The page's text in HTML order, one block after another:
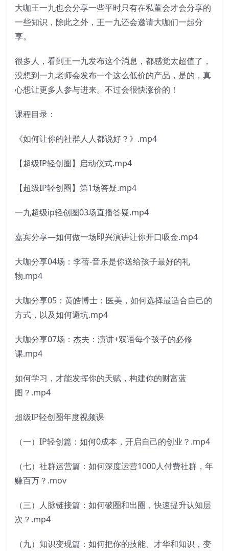
大咖王一九也会分享一些平时只有在私董会才会分享的
一些知识，除此之外，王一九还会邀请大咖们一起分
享。
很多人，看到王一九发布这个消息，都感觉太超值了，
没想到一九老师会发布一个这么低价的产品，是的，真
心想让更多人参与进来。不过会很快涨价的！
课程目录：
《如何让你的社群人人都说好？》.mp4
【超级IP轻创圈】启动仪式.mp4
【超级IP轻创圈】第1场答疑.mp4
一九超级ip轻创圈03场直播答疑.mp4
嘉宾分享—如何做一场即兴演讲让你开口吸金.mp4
大咖分享04场：李蓓-音乐是你送给孩子最好的礼
物.mp4
大咖分享05：黄皓博士：医美，如何选择最适合自己的
方式，以及如何避坑.mp4
大咖分享07场：杰夫：演讲+双语每个孩子的必修
课.mp4
如何学习，才能发挥你的天赋，构建你的财富蓝
图？.mp4
超级IP轻创圈年度视频课
（一）IP轻创篇：如何0成本，开启自己的创业？.mp4
（七）社群运营篇：如何深度运营1000人付费社群，年
赚百万？.mov
（三）人脉链接篇：如何破圈和出圈，快速提升认知层
次？.mp4
（九）知识变现篇：如何把你的技能、才华和知识，变